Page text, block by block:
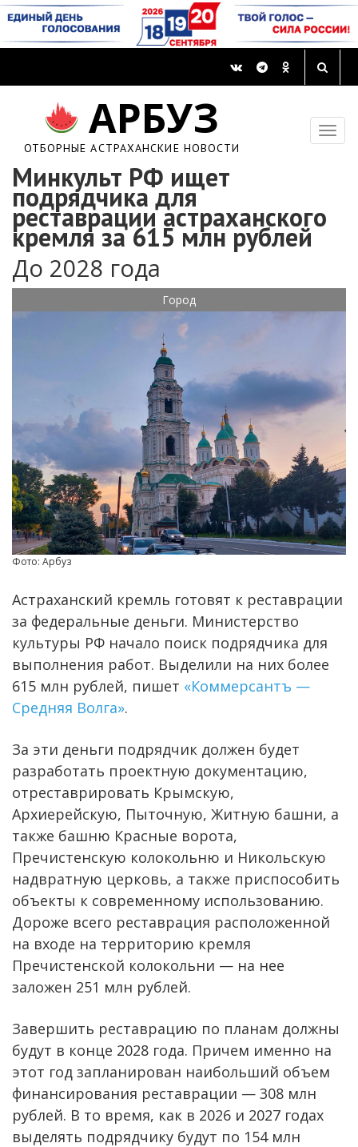
АРБУЗ
ОТБОРНЫЕ АСТРАХАНСКИЕ НОВОСТИ
Минкульт РФ ищет
подрядчика для
реставрации астраханского
кремля за 615 млн рублей
До 2028 года
Город
Фото: Арбуз
Астраханский кремль готовят к реставрации
за федеральные деньги. Министерство
культуры РФ начало поиск подрядчика для
выполнения работ. Выделили на них более
615 млн рублей, пишет «Коммерсантъ —
Средняя Волга».
За эти деньги подрядчик должен будет
разработать проектную документацию,
отреставрировать Крымскую,
Архиерейскую, Пыточную, Житную башни, а
также башню Красные ворота,
Пречистенскую колокольню и Никольскую
надвратную церковь, а также приспособить
объекты к современному использованию.
Дороже всего реставрация расположенной
на входе на территорию кремля
Пречистенской колокольни — на нее
заложен 251 млн рублей.
Завершить реставрацию по планам должны
будут в конце 2028 года. Причем именно на
этот год запланирован наибольший объем
финансирования реставрации — 308 млн
рублей. В то время, как в 2026 и 2027 годах
выделять подрядчику будут по 154 млн